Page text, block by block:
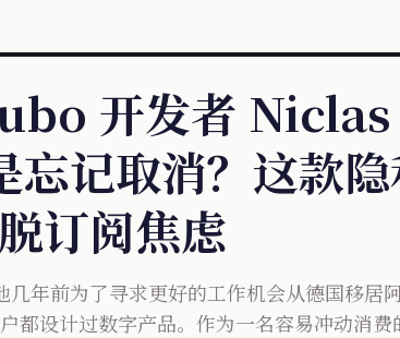
开发者 Niclas
记取消？这款
订阅焦虑
年前为了寻求更好的工作机会从德国移居
都设计过数字产品。作为一名容易冲动消费